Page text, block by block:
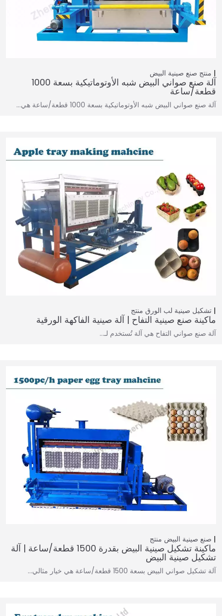
منتج صنع صينية البيض
آلة صنع صواني البيض شبه الأوتوماتيكية بسعة 1000
قطعة/ساعة
آلة صنع صواني البيض شبه الأوتوماتيكية بسعة 1000 قطعة/ساعة هي…
تشكيل صينية لب الورق منتج
ماكينة صنع صينية التفاح | آلة صينية الفاكهة الورقية
آلة صنع صواني التفاح هي آلة تُستخدم لـ…
صنع صينية البيض منتج
ماكينة تشكيل صينية البيض بقدرة 1500 قطعة/ساعة | آلة
تشكيل صينية البيض
آلة تشكيل صواني البيض بسعة 1500 قطعة/ساعة هي خيار مثالي…